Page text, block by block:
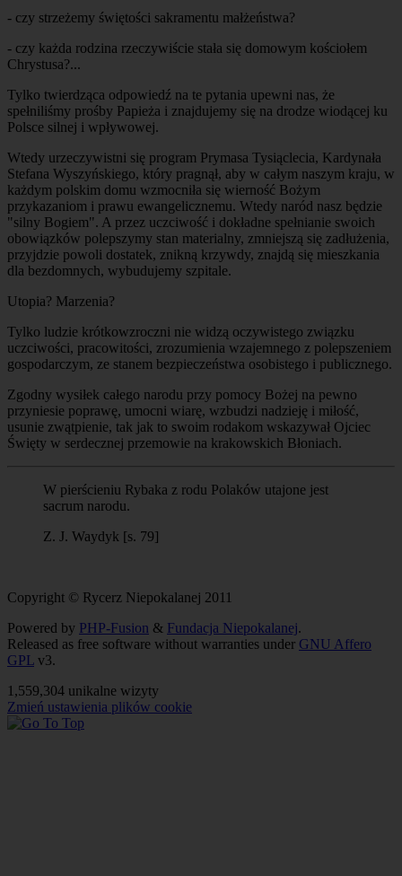
- czy strzeżemy świętości sakramentu małżeństwa?
- czy każda rodzina rzeczywiście stała się domowym kościołem
Chrystusa?...
Tylko twierdząca odpowiedź na te pytania upewni nas, że
spełniliśmy prośby Papieża i znajdujemy się na drodze wiodącej ku
Polsce silnej i wpływowej.
Wtedy urzeczywistni się program Prymasa Tysiąclecia, Kardynała
Stefana Wyszyńskiego, który pragnął, aby w całym naszym kraju, w
każdym polskim domu wzmocniła się wierność Bożym
przykazaniom i prawu ewangelicznemu. Wtedy naród nasz będzie
"silny Bogiem". A przez uczciwość i dokładne spełnianie swoich
obowiązków polepszymy stan materialny, zmniejszą się zadłużenia,
przyjdzie powoli dostatek, znikną krzywdy, znajdą się mieszkania
dla bezdomnych, wybudujemy szpitale.
Utopia? Marzenia?
Tylko ludzie krótkowzroczni nie widzą oczywistego związku
uczciwości, pracowitości, zrozumienia wzajemnego z polepszeniem
gospodarczym, ze stanem bezpieczeństwa osobistego i publicznego.
Zgodny wysiłek całego narodu przy pomocy Bożej na pewno
przyniesie poprawę, umocni wiarę, wzbudzi nadzieję i miłość,
usunie zwątpienie, tak jak to swoim rodakom wskazywał Ojciec
Święty w serdecznej przemowie na krakowskich Błoniach.
W pierścieniu Rybaka z rodu Polaków utajone jest
sacrum narodu.
Z. J. Waydyk [s. 79]
Copyright © Rycerz Niepokalanej 2011
Powered by PHP-Fusion & Fundacja Niepokalanej.
Released as free software without warranties under GNU Affero
GPL v3.
1,559,304 unikalne wizyty
Zmień ustawienia plików cookie